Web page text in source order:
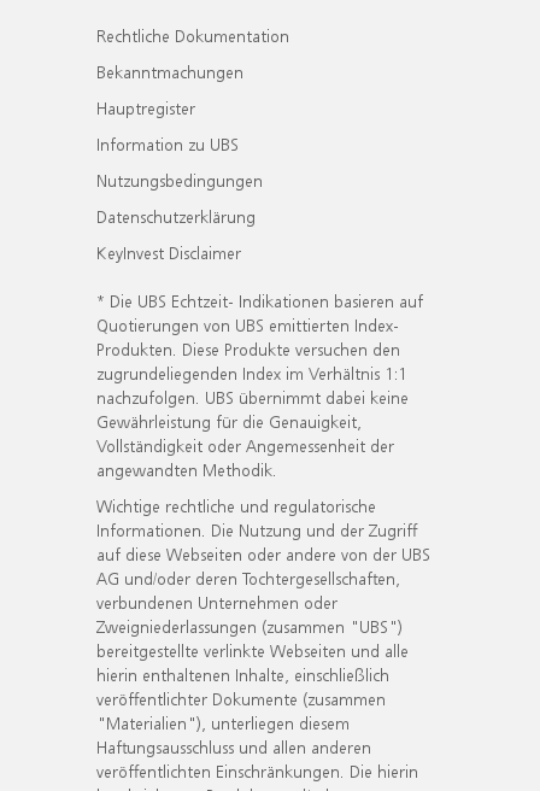
Rechtliche Dokumentation
Bekanntmachungen
Hauptregister
Information zu UBS
Nutzungsbedingungen
Datenschutzerklärung
KeyInvest Disclaimer
* Die UBS Echtzeit- Indikationen basieren auf
Quotierungen von UBS emittierten Index-
Produkten. Diese Produkte versuchen den
zugrundeliegenden Index im Verhältnis 1:1
nachzufolgen. UBS übernimmt dabei keine
Gewährleistung für die Genauigkeit,
Vollständigkeit oder Angemessenheit der
angewandten Methodik.
Wichtige rechtliche und regulatorische
Informationen. Die Nutzung und der Zugriff
auf diese Webseiten oder andere von der UBS
AG und/oder deren Tochtergesellschaften,
verbundenen Unternehmen oder
Zweigniederlassungen (zusammen "UBS")
bereitgestellte verlinkte Webseiten und alle
hierin enthaltenen Inhalte, einschließlich
veröffentlichter Dokumente (zusammen
"Materialien"), unterliegen diesem
Haftungsausschluss und allen anderen
veröffentlichten Einschränkungen. Die hierin